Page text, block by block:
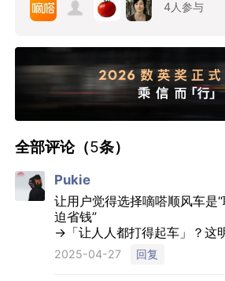
4人参与
全部评论（5条）
Pukie
让用户觉得选择嘀嗒顺风车是
迫省钱”
→「让人人都打得起车」？这
2025-04-27 回复